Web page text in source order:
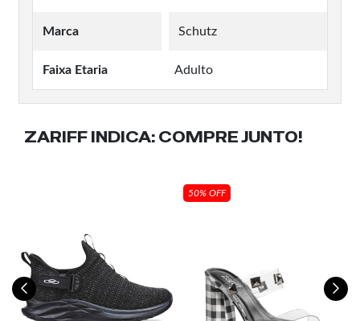
Marca Schutz
Faixa Etaria Adulto
ZARIFF INDICA: COMPRE JUNTO!
50% OFF